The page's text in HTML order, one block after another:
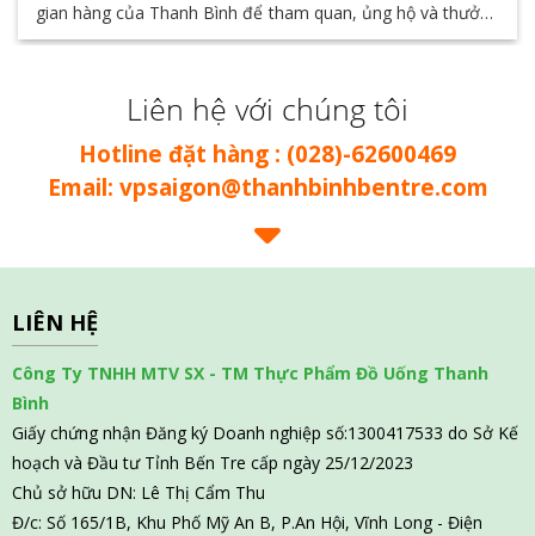
gian hàng của Thanh Bình để tham quan, ủng hộ và thưởng
thức các sản phẩm đặc sản của Bến Tre thông qua chuỗi
Liên hệ với chúng tôi
Hotline đặt hàng : (028)-62600469
Email: vpsaigon@thanhbinhbentre.com
LIÊN HỆ
Công Ty TNHH MTV SX - TM Thực Phẩm Đồ Uống Thanh
Bình
Giấy chứng nhận Đăng ký Doanh nghiệp số:1300417533 do Sở Kế
hoạch và Đầu tư Tỉnh Bến Tre cấp ngày 25/12/2023
Chủ sở hữu DN: Lê Thị Cẩm Thu
Đ/c: Số 165/1B, Khu Phố Mỹ An B, P.An Hội, Vĩnh Long - Điện